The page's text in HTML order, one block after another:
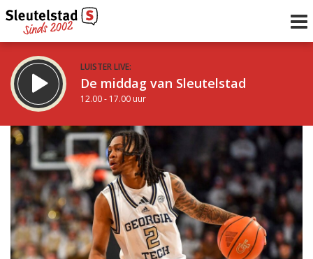
LUISTER LIVE:
De middag van Sleutelstad
12.00 - 17.00 uur
STRAKS:
Sleutelstad 30
17.00 - 19.00 uur
Vorig uur
uur 1 van 0 Volgend uur
Inklappen